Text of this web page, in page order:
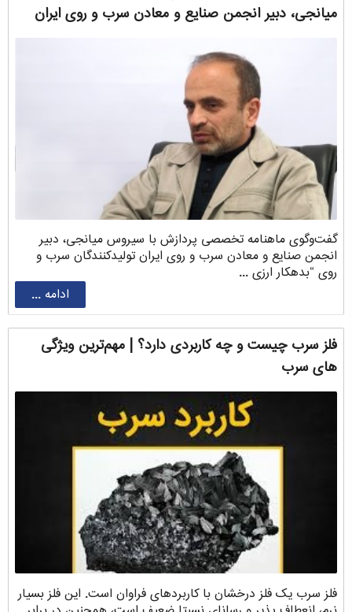
‌میانجی، دبیر انجمن صنایع و معادن سرب و روی ایران
گفت‌وگوی ماهنامه تخصصی پردازش با سیروس ‌میانجی، دبیر
انجمن صنایع و معادن سرب و روی ایران تولیدکنندگان سرب و
روی “بدهکار ارزی ...
ادامه ...
فلز سرب چیست و چه کاربردی دارد؟ | مهم‌ترین ویژگی
های سرب
فلز سرب یک فلز درخشان با کاربردهای فراوان است. این فلز بسیار